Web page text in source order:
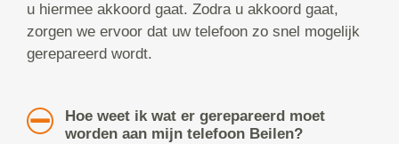
u hiermee akkoord gaat. Zodra u akkoord gaat,
zorgen we ervoor dat uw telefoon zo snel mogelijk
gerepareerd wordt.
Hoe weet ik wat er gerepareerd moet
worden aan mijn telefoon Beilen?